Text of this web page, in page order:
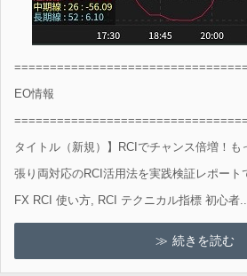
EO情報
タイトル（新規）】RCIでチャンス倍増！
張り両対応のRCI活用法を実践検証レポート
FX RCI 使い方, RCI テクニカル指標 初心者
続きを読む